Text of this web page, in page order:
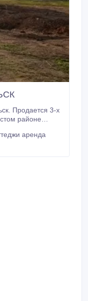
Продается 3-х
районе
может быть
аренда